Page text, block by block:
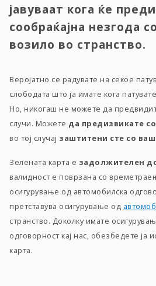
јавуваат кога ќе
сообраќајна незгода
возило во странство.
Веројатно се радувате на секое
слободата што ја имате кога
Но, никогаш не можете да
случи. Можете да предизвикате
во тој случај заштитени сте со
Зелената карта е задолжителен
валидност е поврзана со
осигурување од автомобилска
претставува осигурување од
странство. Доколку имате
одговорност кај нас, обезбедете ја
карта.